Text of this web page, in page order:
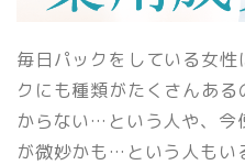
毎日パックをしている女
クにも種類がたくさんあ
からない…という人や、今
が微妙かも…という人もい